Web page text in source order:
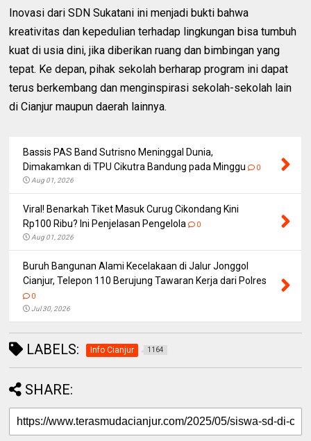
Inovasi dari SDN Sukatani ini menjadi bukti bahwa
kreativitas dan kepedulian terhadap lingkungan bisa tumbuh
kuat di usia dini, jika diberikan ruang dan bimbingan yang
tepat. Ke depan, pihak sekolah berharap program ini dapat
terus berkembang dan menginspirasi sekolah-sekolah lain
di Cianjur maupun daerah lainnya.
Bassis PAS Band Sutrisno Meninggal Dunia,
Dimakamkan di TPU Cikutra Bandung pada Minggu
0
Aug 01, 2026
Viral! Benarkah Tiket Masuk Curug Cikondang Kini
Rp100 Ribu? Ini Penjelasan Pengelola
0
Aug 01, 2026
Buruh Bangunan Alami Kecelakaan di Jalur Jonggol
Cianjur, Telepon 110 Berujung Tawaran Kerja dari Polres
0
Jul 30, 2026
LABELS: Info Cianjur 1164
SHARE: